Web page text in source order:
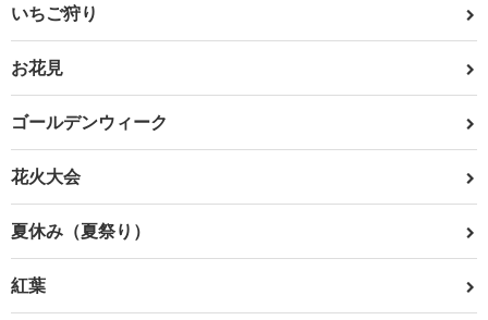
いちご狩り
お花見
ゴールデンウィーク
花火大会
夏休み（夏祭り）
紅葉